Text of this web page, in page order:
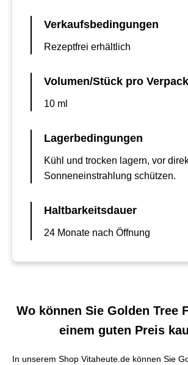
Verkaufsbedingungen
Rezeptfrei erhältlich
Volumen/Stück pro
10 ml
Lagerbedingungen
Kühl und trocken lagern, vor
Sonneneinstrahlung schützen.
Haltbarkeitsdauer
24 Monate nach Öffnung
Wo können Sie Golden Tree
einem guten Preis
In unserem Shop Vitaheute.de können Sie